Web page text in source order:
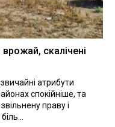
скалічені
атрибути
спокійніше, та
праву і